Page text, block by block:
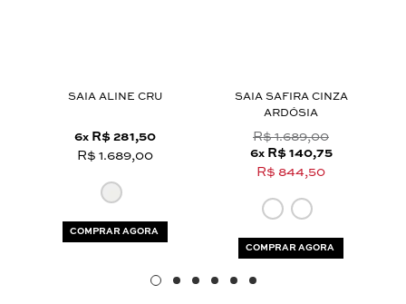
SAIA ALINE CRU
6x R$ 281,50
R$ 1.689,00
COMPRAR AGORA
SAIA SAFIRA CINZA
ARDÓSIA
R$ 1.689,00
6x R$ 140,75
R$ 844,50
COMPRAR AGORA